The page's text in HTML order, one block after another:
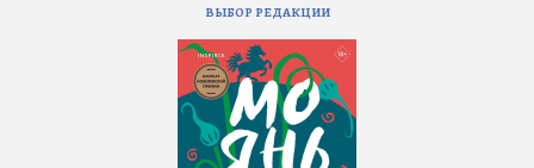
ВЫБОР РЕДАКЦИИ